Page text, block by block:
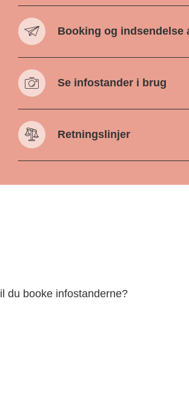
Booking og indsendelse
Se infostander i brug
Retningslinjer
du booke infostanderne?